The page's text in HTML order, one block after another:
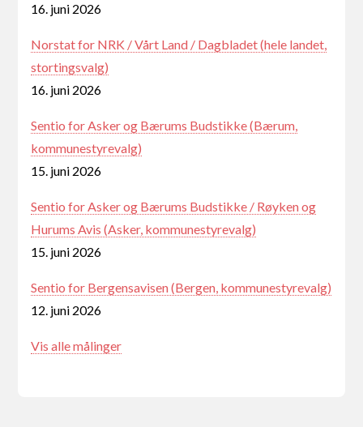
16. juni 2026
Norstat for NRK / Vårt Land / Dagbladet (hele landet,
stortingsvalg)
16. juni 2026
Sentio for Asker og Bærums Budstikke (Bærum,
kommunestyrevalg)
15. juni 2026
Sentio for Asker og Bærums Budstikke / Røyken og
Hurums Avis (Asker, kommunestyrevalg)
15. juni 2026
Sentio for Bergensavisen (Bergen, kommunestyrevalg)
12. juni 2026
Vis alle målinger